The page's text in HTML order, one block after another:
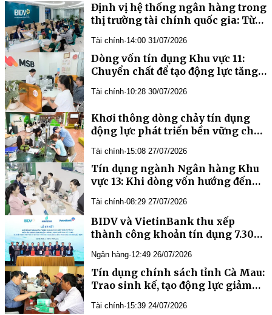
Định vị hệ thống ngân hàng trong
thị trường tài chính quốc gia: Từ
dẫn dắt dòng vốn”
Tài chính·14:00 31/07/2026
Dòng vốn tín dụng Khu vực 11:
Chuyển chất để tạo động lực tăng
Tài chính·10:28 30/07/2026
động lực phát triển bền vững cho
Tài chính·15:08 27/07/2026
vực 13: Khi dòng vốn hướng đến
Tài chính·08:29 27/07/2026
BIDV và VietinBank thu xếp
thành công khoản tín dụng 7.300
Petrovietnam triển khai dự án
nhà máy điện Ô Môn IV
Ngân hàng·12:49 26/07/2026
Tín dụng chính sách tỉnh Cà Mau:
Trao sinh kế, tạo động lực giảm
Tài chính·15:39 24/07/2026